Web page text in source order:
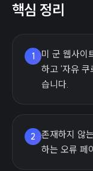
핵심 정리
1
미 군 웹사이
하고 '자유 쿠
습니다.
2
존재하지 않
하는 오류 페